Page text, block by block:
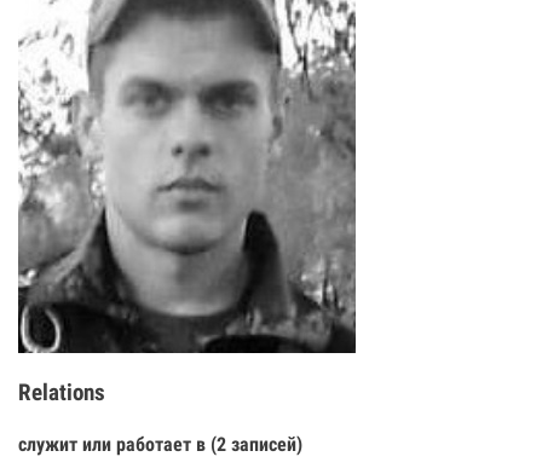
Relations
служит или работает в (2 записей)